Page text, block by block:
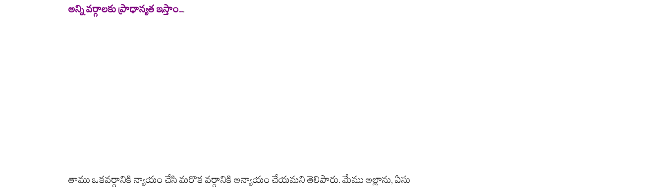
అన్ని వ‌ర్గాల‌కు ప్రాధాన్య‌త ఇస్తాం...
తాము ఒక‌వ‌ర్గానికి న్యాయం చేసి మ‌రొక వ‌ర్గానికి అన్యాయం చేయ‌మ‌ని తెలిపారు. మేము అల్లాను, ఏసు